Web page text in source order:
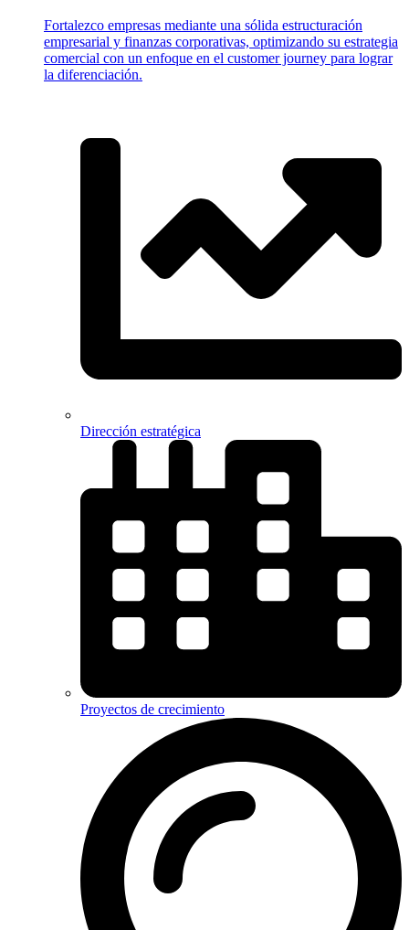
Fortalezco empresas mediante una sólida estructuración
empresarial y finanzas corporativas, optimizando su estrategia
comercial con un enfoque en el customer journey para lograr
la diferenciación.
Dirección estratégica
Proyectos de crecimiento